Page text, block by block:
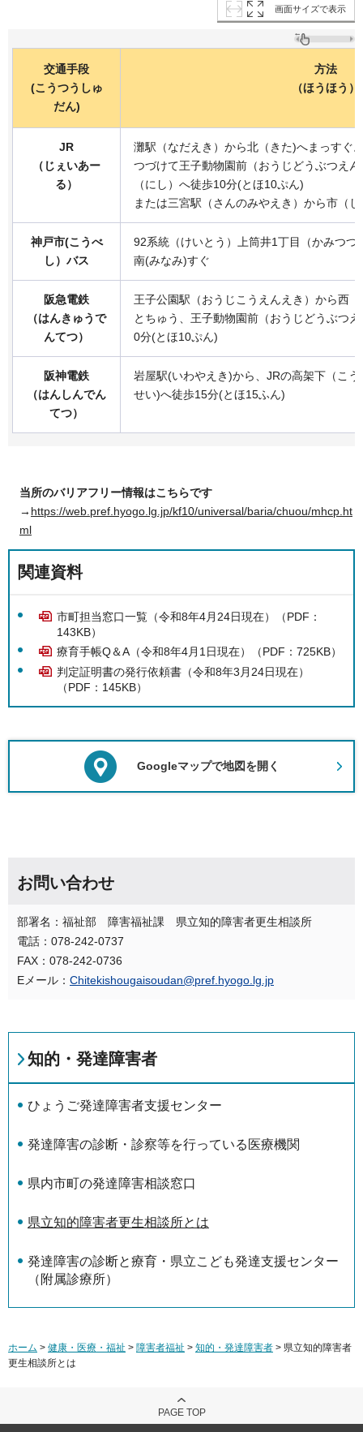
画面サイズで表示
交通手段
(こうつうしゅ
だん)
方法
（ほうほう）
JR
（じぇいあー
る）
灘駅（なだえき）から北（きた)へまっすぐ
つづけて王子動物園前（おうじどうぶつえ
（にし）へ徒歩10分(とほ10ぷん)
または三宮駅（さんのみやえき）から市（
神戸市(こうべ
し）バス
92系統（けいとう）上筒井1丁目（かみつつ
南(みなみ)すぐ
阪急電鉄
（はんきゅうで
んてつ）
王子公園駅（おうじこうえんえき）から西
とちゅう、王子動物園前（おうじどうぶつ
0分(とほ10ぷん)
阪神電鉄
（はんしんでん
てつ）
岩屋駅(いわやえき)から、JRの高架下（こ
せい)へ徒歩15分(とほ15ふん)
当所のバリアフリー情報はこちらです
→ https://web.pref.hyogo.lg.jp/kf10/universal/baria/chuou/mhcp.ht
ml
関連資料
市町担当窓口一覧（令和8年4月24日現在）（PDF：
143KB）
療育手帳Q＆A（令和8年4月1日現在）（PDF：725KB）
判定証明書の発行依頼書（令和8年3月24日現在）
（PDF：145KB）
Googleマップで地図を開く
お問い合わせ
部署名：福祉部 障害福祉課 県立知的障害者更生相談所
電話：078-242-0737
FAX：078-242-0736
Eメール： Chitekishougaisoudan@pref.hyogo.lg.jp
知的・発達障害者
ひょうご発達障害者支援センター
発達障害の診断・診察等を行っている医療機関
県内市町の発達障害相談窓口
県立知的障害者更生相談所とは
発達障害の診断と療育・県立こども発達支援センター
（附属診療所）
ホーム > 健康・医療・福祉 > 障害者福祉 > 知的・発達障害者 > 県立知的障害者
更生相談所とは
PAGE TOP